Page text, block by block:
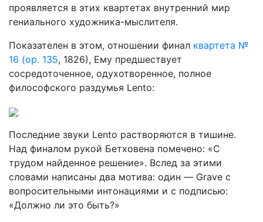
проявляется в этих квартетах внутренний мир
гениального художника-мыслителя.
Показателен в этом, отношении финал квартета №
16 (ор. 135, 1826), Ему предшествует
сосредоточенное, одухотворенное, полное
философского раздумья Lento:
Последние звуки Lento растворяются в тишине.
Над финалом рукой Бетховена помечено: «С
трудом найденное решение». Вслед за этими
словами написаны два мотива: один — Grave с
вопроси­тельными интонациями и с подписью:
«Должно ли это быть?»